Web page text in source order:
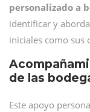
personalizado a
identificar y
iniciales como sus
de las
Este apoyo